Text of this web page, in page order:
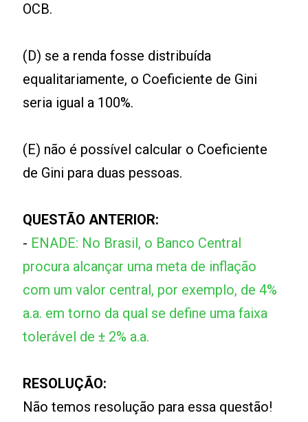
OCB.
(D) se a renda fosse distribuída
equalitariamente, o Coeficiente de Gini
seria igual a 100%.
(E) não é possível calcular o Coeficiente
de Gini para duas pessoas.
QUESTÃO ANTERIOR:
- ENADE: No Brasil, o Banco Central
procura alcançar uma meta de inflação
com um valor central, por exemplo, de 4%
a.a. em torno da qual se define uma faixa
tolerável de ± 2% a.a.
RESOLUÇÃO:
Não temos resolução para essa questão!